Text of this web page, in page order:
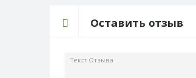
Оставить отзыв